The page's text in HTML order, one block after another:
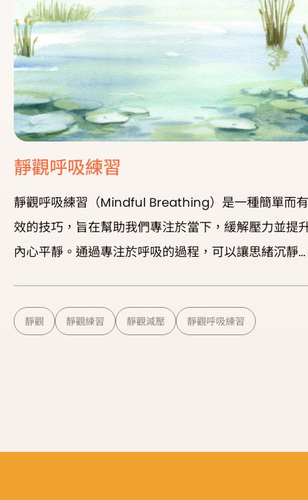
飄向其他事務。 不加評判：以中立、開放的態度觀察
己的內在體驗（思想、情緒、身體感覺）或外在環境
不對其貼上「好」「壞」「對」「錯」的標籤。例如
當感到焦慮時，靜觀並非試圖壓抑或否認這種情緒，
是簡單地觀察它，接納它的存在。 接納：接納是靜觀的
關鍵，指全然接納當下的體驗，不試圖改變或抗拒現
實。這並不意味著被動或放棄，而是以一種開放的心
和地觀察它，允許它自然消散。
靜觀呼吸練習
靜觀呼吸練習（Mindful Breathing）是一種簡單而有
效的技巧，旨在幫助我們專注於當下，緩解壓力並提
內心平靜。通過專注於呼吸的過程，可以讓思緒沉靜
觀呼吸練習的好處 靜觀呼吸練習已被科學研究證實具
量、降低血壓，並增強整體幸福感。 靜觀呼吸練習的步
靜觀 靜觀練習 靜觀減壓 靜觀呼吸練習